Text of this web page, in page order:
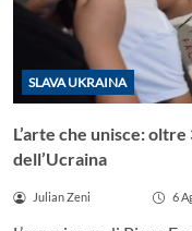
SLAVA UKRAINA
L’arte che unisce:
dell’Ucraina
Julian Zeni 6